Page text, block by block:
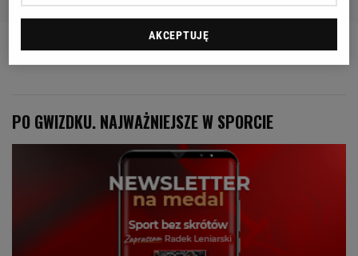
Sport.pl
AKCEPTUJĘ